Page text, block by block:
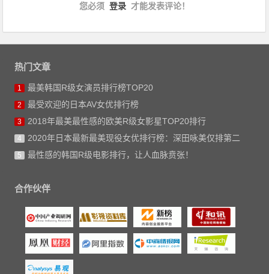
您必须 登录 才能发表评论！
热门文章
1 最美韩国R级女演员排行榜TOP20
2 最受欢迎的日本AV女优排行榜
3 2018年最美最性感的欧美R级女影星TOP20排行
4 2020年日本最新最美现役女优排行榜：深田咏美仅排第二
5 最性感的韩国R级电影排行，让人血脉贲张！
合作伙伴